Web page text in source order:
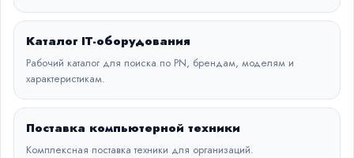
Каталог IT-оборудования
Рабочий каталог для поиска по PN, брендам, моделям и
характеристикам.
Поставка компьютерной техники
Комплексная поставка техники для организаций.